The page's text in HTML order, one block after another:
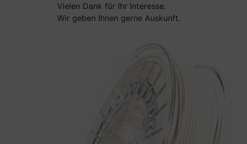
Vielen Dank für Ihr Interesse.
Wir geben Ihnen gerne Auskunft.